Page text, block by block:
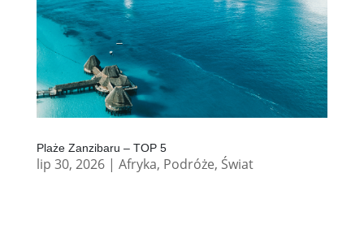
Plaże Zanzibaru – TOP 5
lip 30, 2026| Afryka, Podróże, Świat